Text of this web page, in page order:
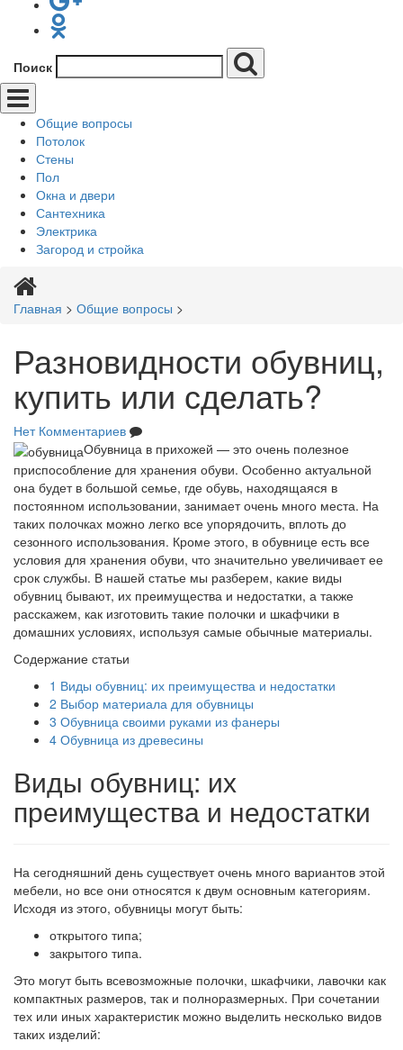
Поиск
Общие вопросы
Потолок
Стены
Пол
Окна и двери
Сантехника
Электрика
Загород и стройка
Главная > Общие вопросы >
Разновидности обувниц,
купить или сделать?
Нет Комментариев
Обувница в прихожей — это очень полезное
приспособление для хранения обуви. Особенно актуальной
она будет в большой семье, где обувь, находящаяся в
постоянном использовании, занимает очень много места. На
таких полочках можно легко все упорядочить, вплоть до
сезонного использования. Кроме этого, в обувнице есть все
условия для хранения обуви, что значительно увеличивает ее
срок службы. В нашей статье мы разберем, какие виды
обувниц бывают, их преимущества и недостатки, а также
расскажем, как изготовить такие полочки и шкафчики в
домашних условиях, используя самые обычные материалы.
Содержание статьи
1 Виды обувниц: их преимущества и недостатки
2 Выбор материала для обувницы
3 Обувница своими руками из фанеры
4 Обувница из древесины
Виды обувниц: их
преимущества и недостатки
На сегодняшний день существует очень много вариантов этой
мебели, но все они относятся к двум основным категориям.
Исходя из этого, обувницы могут быть:
открытого типа;
закрытого типа.
Это могут быть всевозможные полочки, шкафчики, лавочки как
компактных размеров, так и полноразмерных. При сочетании
тех или иных характеристик можно выделить несколько видов
таких изделий: